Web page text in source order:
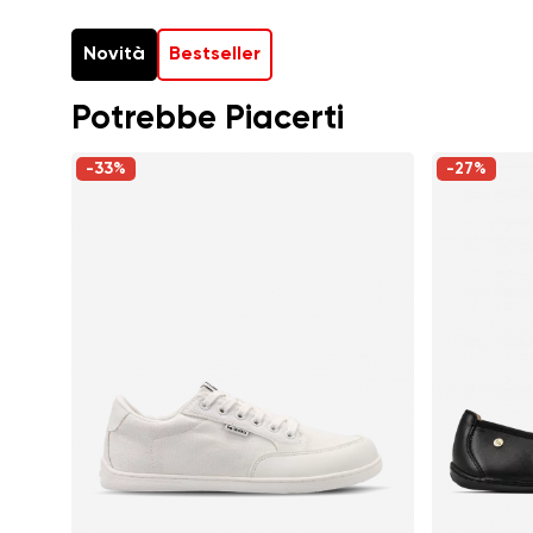
Novità Bestseller
Potrebbe Piacerti
-33% -27%